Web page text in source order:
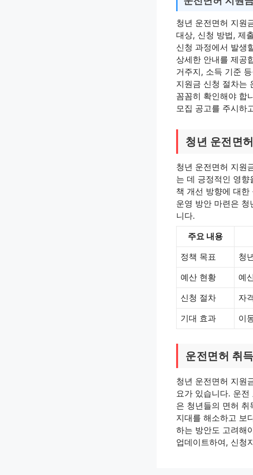
청년 운전면허 지원
대상, 신청 방법, 제
신청 과정에서 발생
상세한 안내를 제공
거주지, 소득 기준
지원금 신청 절차는
꼼꼼히 확인해야 합
모집 공고를 주시하
청년 운전면
청년 운전면허 지원
는 데 긍정적인 영
책 개선 방향에 대한
운영 방안 마련은 청
니다.
주요 내용
정책 목표 청
예산 현황 예
신청 절차 자
기대 효과 이
운전면허 취
청년 운전면허 지원
요가 있습니다. 운
은 청년들의 면허
지대를 해소하고 보
하는 방안도 고려해
업데이트하여, 신청